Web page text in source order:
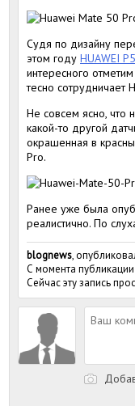
Судя по дизайну
этом году HUAWEI
интересного
тесно сотрудничает
Не совсем ясно, что
какой-то другой
окрашенная в
Pro.
Ранее уже была
реалистично. По
blognews,
С момента
Сейчас эту запись